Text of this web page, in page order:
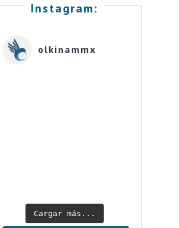
Instagram:
olkinammx
Cargar más...